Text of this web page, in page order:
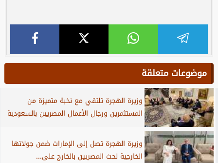
موضوعات متعلقة
وزيرة الهجرة تلتقي مع نخبة متميزة من
المستثمرين ورجال الأعمال المصريين بالسعودية
وزيرة الهجرة تصل إلى الإمارات ضمن جولاتها
الخارجية لحث المصريين بالخارج على...